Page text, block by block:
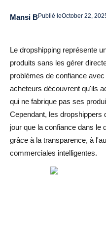
Implémenter des badges
Maintenez des
cohérentes
Personnalisez les
Outils et services que vous
la confiance dans la vente
Outils de preuve sociale
Systèmes de gestion des
Automatisation du service
Mansi BPublié leOctober 22,
Le dropshipping représente
produits sans les gérer
problèmes de confiance
acheteurs découvrent qu'ils
qui ne fabrique pas ses
Cependant, les dropshippers
jour que la confiance dans le
grâce à la transparence, à
commerciales intelligentes.